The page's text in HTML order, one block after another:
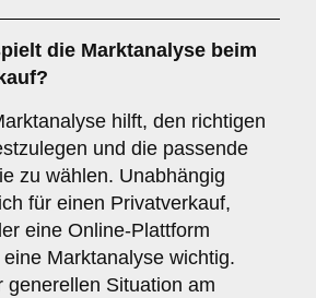
die Marktanalyse beim
hilft, den richtigen
und die passende
zu wählen. Unabhängig
für einen Privatverkauf,
eine Online-Plattform
Marktanalyse wichtig.
generellen Situation am